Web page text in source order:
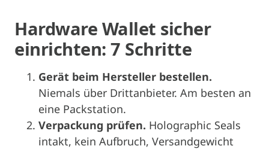
Hardware Wallet sicher
einrichten: 7 Schritte
Gerät beim Hersteller bestellen.
Niemals über Drittanbieter. Am besten an
eine Packstation.
Verpackung prüfen. Holographic Seals
intakt, kein Aufbruch, Versandgewicht